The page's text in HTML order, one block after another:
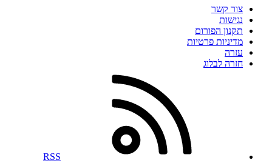
צור קשר
נגישות
תקנון הפורום
מדיניות פרטיות
עזרה
חזרה לבלוג
RSS